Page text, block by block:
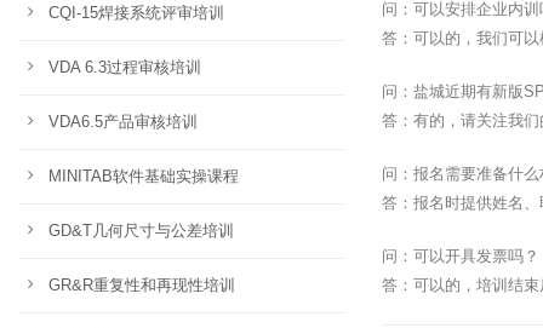
问：可以安排企业内训
答：可以的，我们可
问：盐城近期有新版
答：有的，请关注我
问：报名需要准备什
答：报名时提供姓名
问：可以开具发票吗？
答：可以的，培训结
CQI-15焊接系统评审培训
VDA 6.3过程审核培训
VDA6.5产品审核培训
MINITAB软件基础实操课程
GD&T几何尺寸与公差培训
GR&R重复性和再现性培训